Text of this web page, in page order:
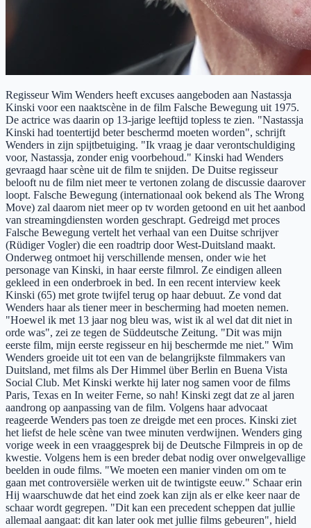
Regisseur Wim Wenders heeft excuses aangeboden aan Nastassja
Kinski voor een naaktscène in de film Falsche Bewegung uit 1975.
De actrice was daarin op 13-jarige leeftijd topless te zien. "Nastassja
Kinski had toentertijd beter beschermd moeten worden", schrijft
Wenders in zijn spijtbetuiging. "Ik vraag je daar verontschuldiging
voor, Nastassja, zonder enig voorbehoud." Kinski had Wenders
gevraagd haar scène uit de film te snijden. De Duitse regisseur
belooft nu de film niet meer te vertonen zolang de discussie daarover
loopt. Falsche Bewegung (internationaal ook bekend als The Wrong
Move) zal daarom niet meer op tv worden getoond en uit het aanbod
van streamingdiensten worden geschrapt. Gedreigd met proces
Falsche Bewegung vertelt het verhaal van een Duitse schrijver
(Rüdiger Vogler) die een roadtrip door West-Duitsland maakt.
Onderweg ontmoet hij verschillende mensen, onder wie het
personage van Kinski, in haar eerste filmrol. Ze eindigen alleen
gekleed in een onderbroek in bed. In een recent interview keek
Kinski (65) met grote twijfel terug op haar debuut. Ze vond dat
Wenders haar als tiener meer in bescherming had moeten nemen.
"Hoewel ik met 13 jaar nog bleu was, wist ik al wel dat dit niet in
orde was", zei ze tegen de Süddeutsche Zeitung. "Dit was mijn
eerste film, mijn eerste regisseur en hij beschermde me niet." Wim
Wenders groeide uit tot een van de belangrijkste filmmakers van
Duitsland, met films als Der Himmel über Berlin en Buena Vista
Social Club. Met Kinski werkte hij later nog samen voor de films
Paris, Texas en In weiter Ferne, so nah! Kinski zegt dat ze al jaren
aandrong op aanpassing van de film. Volgens haar advocaat
reageerde Wenders pas toen ze dreigde met een proces. Kinski ziet
het liefst de hele scène van twee minuten verdwijnen. Wenders ging
vorige week in een vraaggesprek bij de Deutsche Filmpreis in op de
kwestie. Volgens hem is een breder debat nodig over onwelgevallige
beelden in oude films. "We moeten een manier vinden om om te
gaan met controversiële werken uit de twintigste eeuw." Schaar erin
Hij waarschuwde dat het eind zoek kan zijn als er elke keer naar de
schaar wordt gegrepen. "Dit kan een precedent scheppen dat jullie
allemaal aangaat: dit kan later ook met jullie films gebeuren", hield